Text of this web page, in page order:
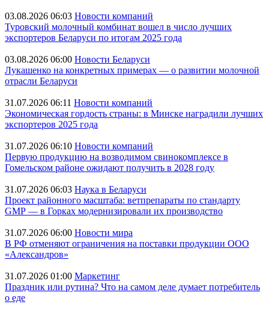
03.08.2026 06:03 Новости компаний
Туровский молочный комбинат вошел в число лучших
экспортеров Беларуси по итогам 2025 года
03.08.2026 06:00 Новости Беларуси
Лукашенко на конкретных примерах — о развитии молочной
отрасли Беларуси
31.07.2026 06:11 Новости компаний
Экономическая гордость страны: в Минске наградили лучших
экспортеров 2025 года
31.07.2026 06:10 Новости компаний
Первую продукцию на возводимом свинокомплексе в
Гомельском районе ожидают получить в 2028 году
31.07.2026 06:03 Наука в Беларуси
Проект районного масштаба: ветпрепараты по стандарту
GMP — в Горках модернизировали их производство
31.07.2026 06:00 Новости мира
В РФ отменяют ограничения на поставки продукции ООО
«Александров»
31.07.2026 01:00 Маркетинг
Праздник или рутина? Что на самом деле думает потребитель
о еде